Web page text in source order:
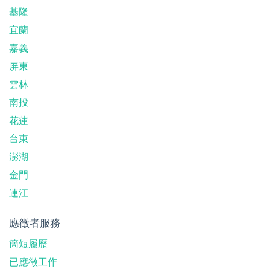
基隆
宜蘭
嘉義
屏東
雲林
南投
花蓮
台東
澎湖
金門
連江
應徵者服務
簡短履歷
已應徵工作